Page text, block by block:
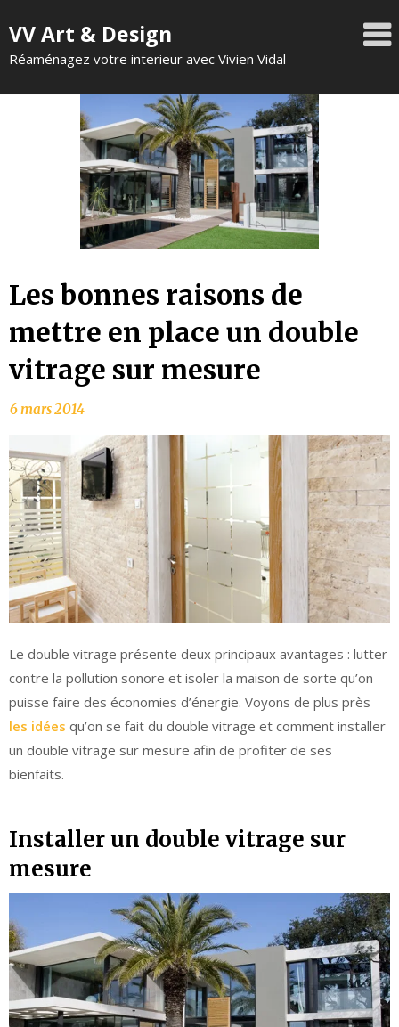
VV Art & Design
Réaménagez votre interieur avec Vivien Vidal
Les bonnes raisons de
mettre en place un double
vitrage sur mesure
Le double vitrage présente deux principaux avantages : lutter
contre la pollution sonore et isoler la maison de sorte qu’on
puisse faire des économies d’énergie. Voyons de plus près
les idées qu’on se fait du double vitrage et comment installer
un double vitrage sur mesure afin de profiter de ses
bienfaits.
Installer un double vitrage sur
mesure